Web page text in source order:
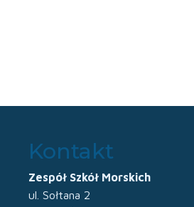
Kontakt
Zespół Szkół Morskich
ul. Sołtana 2